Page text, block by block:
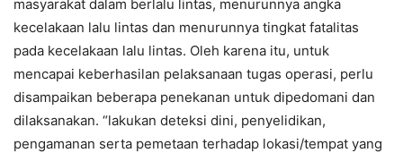
masyarakat dalam berlalu lintas, menurunnya angka
kecelakaan lalu lintas dan menurunnya tingkat fatalitas
pada kecelakaan lalu lintas. Oleh karena itu, untuk
mencapai keberhasilan pelaksanaan tugas operasi, perlu
disampaikan beberapa penekanan untuk dipedomani dan
dilaksanakan. “lakukan deteksi dini, penyelidikan,
pengamanan serta pemetaan terhadap lokasi/tempat yang